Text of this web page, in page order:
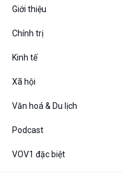
VOV1 đặc biệt
Chân dung cuộc sống
Các chương trình đặc biệt
Giới thiệu
Chính trị
Kinh tế
Xã hội
Văn hoá & Du lịch
Podcast
VOV1 đặc biệt